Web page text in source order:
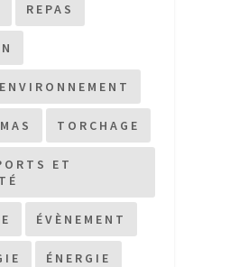
REPAS
TORCHAGE
ET
ÉVÈNEMENT
ÉNERGIE